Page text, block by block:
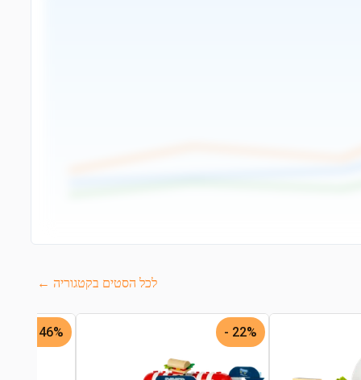
לכל הסטים בקטגוריה ←
22% -
46% -